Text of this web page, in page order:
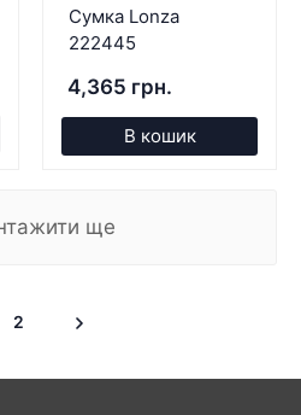
Сумка Lonza
222445
4,365 грн.
В кошик
ще
2